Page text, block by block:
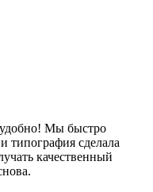
Мы быстро
типография сделала
качественный